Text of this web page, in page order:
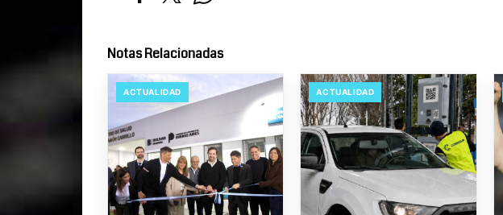
Notas Relacionadas
ACTUALIDAD ACTUALIDAD